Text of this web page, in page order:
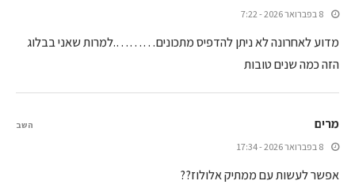
8 בפברואר 2026 - 7:22
מדוע לאחרונה לא ניתן להדפיס מתכונים……….למרות שאני בבלוג
הזה כמה שנים טובות
מרים
8 בפברואר 2026 - 17:34
אפשר לעשות עם ממתיק אלולוז??
השב